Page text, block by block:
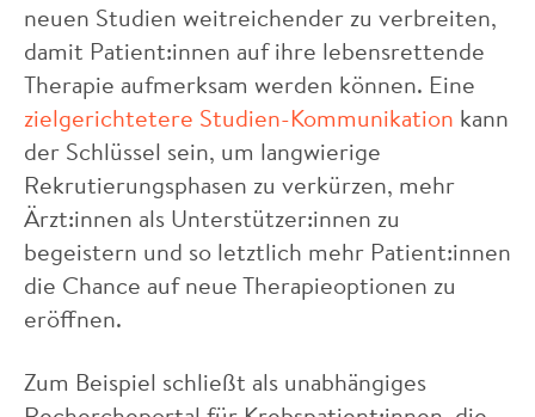
neuen Studien weitreichender zu verbreiten,
damit Patient:innen auf ihre lebensrettende
Therapie aufmerksam werden können. Eine
zielgerichtetere Studien-Kommunikation kann
der Schlüssel sein, um langwierige
Rekrutierungsphasen zu verkürzen, mehr
Ärzt:innen als Unterstützer:innen zu
begeistern und so letztlich mehr Patient:innen
die Chance auf neue Therapieoptionen zu
eröffnen.
Zum Beispiel schließt als unabhängiges